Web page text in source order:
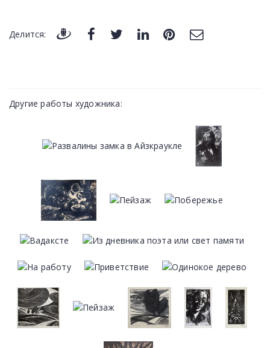
Делится:
Другие работы художника: